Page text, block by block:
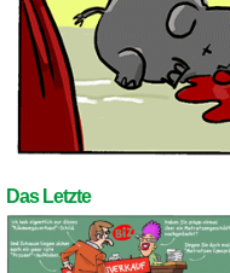
Das Letzte